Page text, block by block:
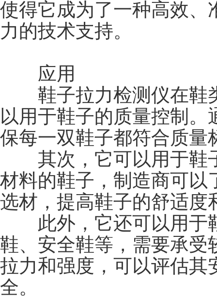
使得它成为了一种高效、
力的技术支持。
应用
鞋子拉力检测仪在鞋
以用于鞋子的质量控制
保每一双鞋子都符合质量
其次，它可以用于鞋
材料的鞋子，制造商可以
选材，提高鞋子的舒适度
此外，它还可以用于
鞋、安全鞋等，需要承受
拉力和强度，可以评估其
全。